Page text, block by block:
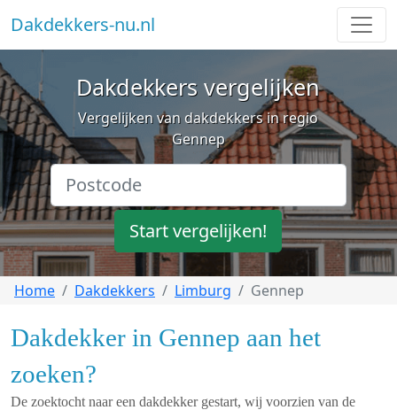
Dakdekkers-nu.nl
Dakdekkers vergelijken
Vergelijken van dakdekkers in regio
Gennep
Start vergelijken!
Home Dakdekkers Limburg Gennep
Dakdekker in Gennep aan het
zoeken?
De zoektocht naar een dakdekker gestart, wij voorzien van de